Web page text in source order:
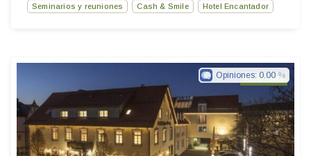
Seminarios y reuniones Cash & Smile Hotel Encantador
Ringhotels
Opiniones: 0.00